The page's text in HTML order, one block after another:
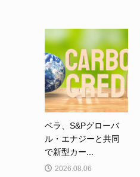
ベラ、S&Pグローバ
ル・エナジーと共同
で新型カー...
2026.08.06